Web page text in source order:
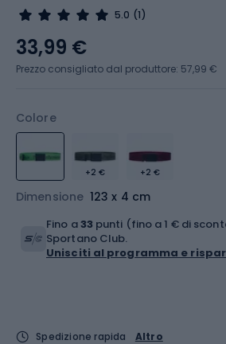
5.0 (1)
Colore
+2 € +2 €
Dimensione 123 x 4 cm
33,99 €
Prezzo consigliato dal produttore: 57,99 €
Fino a33 punti (fino a 1 € di
Sportano Club.
Unisciti al programma e
Spedizione rapida
Altro